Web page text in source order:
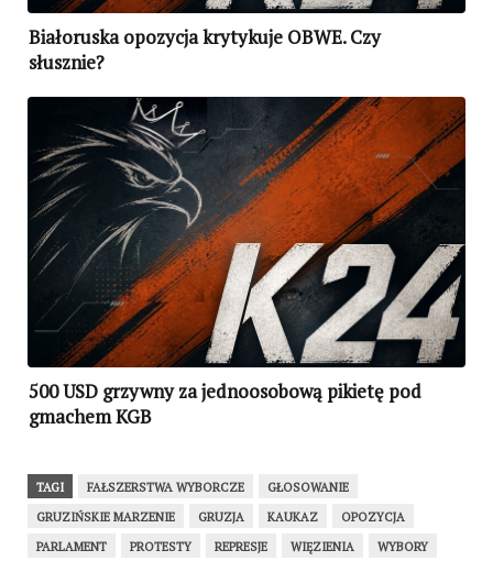
Białoruska opozycja krytykuje OBWE. Czy
słusznie?
500 USD grzywny za jednoosobową pikietę pod
gmachem KGB
TAGI FAŁSZERSTWA WYBORCZE
GŁOSOWANIE
GRUZIŃSKIE MARZENIE
GRUZJA KAUKAZ
OPOZYCJA
PARLAMENT
PROTESTY REPRESJE WIĘZIENIA
WYBORY